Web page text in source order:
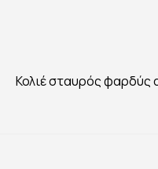
Κολιέ σταυρός